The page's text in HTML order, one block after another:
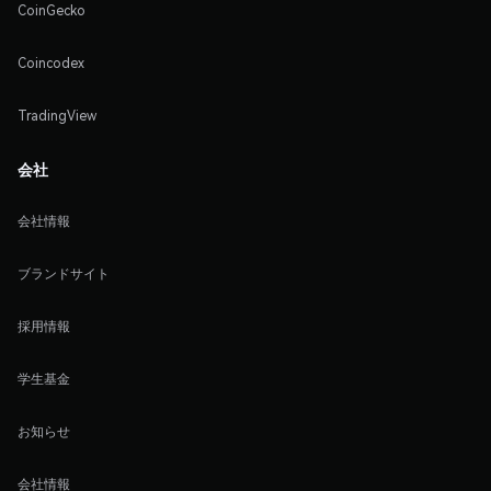
CoinGecko
Coincodex
TradingView
会社
会社情報
ブランドサイト
採用情報
学生基金
お知らせ
会社情報